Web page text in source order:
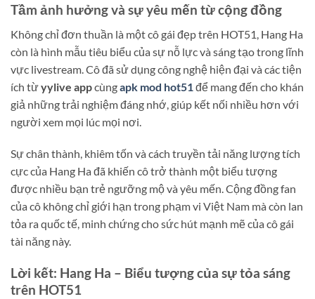
Tầm ảnh hưởng và sự yêu mến từ cộng đồng
Không chỉ đơn thuần là một cô gái đẹp trên HOT51, Hang Ha
còn là hình mẫu tiêu biểu của sự nỗ lực và sáng tạo trong lĩnh
vực livestream. Cô đã sử dụng công nghệ hiện đại và các tiện
ích từyylive appcùngapk mod hot51 để mang đến cho khán
giả những trải nghiệm đáng nhớ, giúp kết nối nhiều hơn với
người xem mọi lúc mọi nơi.
Sự chân thành, khiêm tốn và cách truyền tải năng lượng tích
cực của Hang Ha đã khiến cô trở thành một biểu tượng
được nhiều bạn trẻ ngưỡng mộ và yêu mến. Cộng đồng fan
của cô không chỉ giới hạn trong phạm vi Việt Nam mà còn lan
tỏa ra quốc tế, minh chứng cho sức hút mạnh mẽ của cô gái
tài năng này.
Lời kết: Hang Ha – Biểu tượng của sự tỏa sáng
trên HOT51